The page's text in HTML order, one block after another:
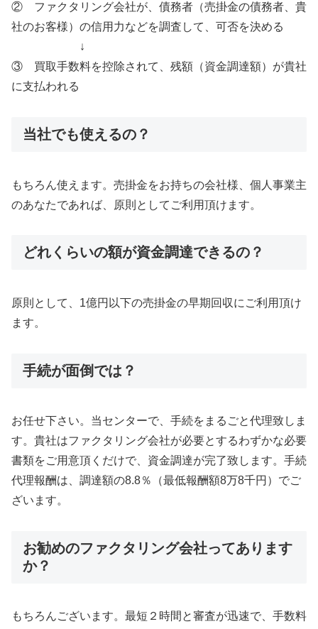
② ファクタリング会社が、債務者（売掛金の債務者、貴
社のお客様）の信用力などを調査して、可否を決める
↓
③ 買取手数料を控除されて、残額（資金調達額）が貴社
に支払われる
当社でも使えるの？
もちろん使えます。売掛金をお持ちの会社様、個人事業主
のあなたであれば、原則としてご利用頂けます。
どれくらいの額が資金調達できるの？
原則として、1億円以下の売掛金の早期回収にご利用頂け
ます。
手続が面倒では？
お任せ下さい。当センターで、手続をまるごと代理致しま
す。貴社はファクタリング会社が必要とするわずかな必要
書類をご用意頂くだけで、資金調達が完了致します。手続
代理報酬は、調達額の8.8％（最低報酬額8万8千円）でご
ざいます。
お勧めのファクタリング会社ってあります
か？
もちろんございます。最短２時間と審査が迅速で、手数料